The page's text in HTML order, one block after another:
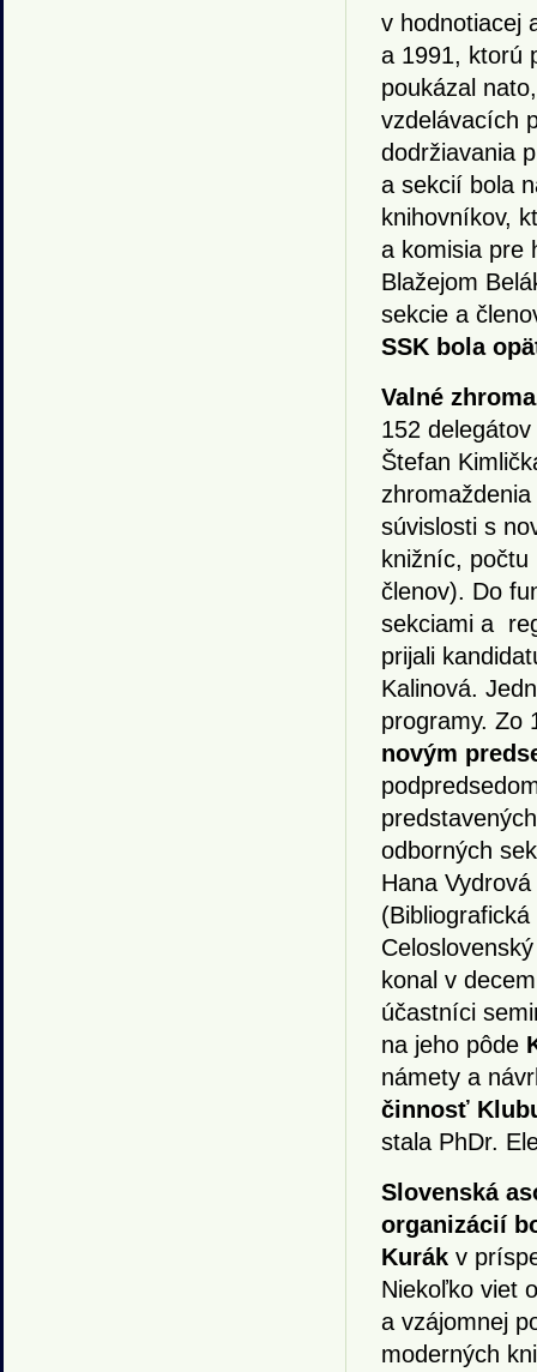
v hodnotiacej
a 1991, ktorú
poukázal
vzdelávacích
dodržiavania
a sekcií bola
knihovníkov,
a komisia pre
Blažejom
sekcie a
SSK bola
Valné
152
Štefan
súvislosti s
knižníc,
členov). Do
sekciami a
prijali
Kalinová.
programy. Zo
novým
odborných
Hana
konal v
účastníci
na jeho pôde
námety a
činnosť
stala PhDr.
Slovenská
organizácií
Kurák v
Niekoľko viet
a vzájomnej
moderných